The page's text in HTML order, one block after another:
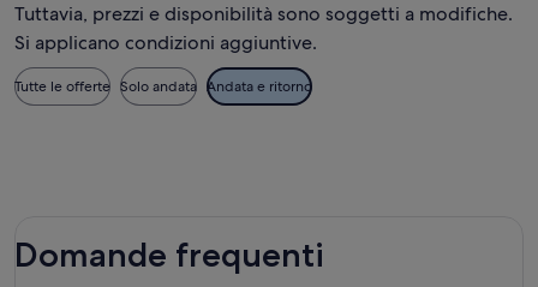
Tuttavia, prezzi e disponibilità sono soggetti a modifiche.
Si applicano condizioni aggiuntive.
Tutte le offerte Solo andata Andata e ritorno
Domande frequenti